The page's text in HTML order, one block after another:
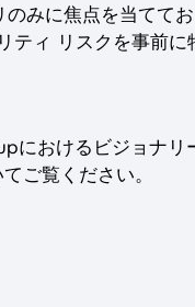
みに焦点を当ててお
ティ リスクを事前に
におけるビジョナリ
ご覧ください。